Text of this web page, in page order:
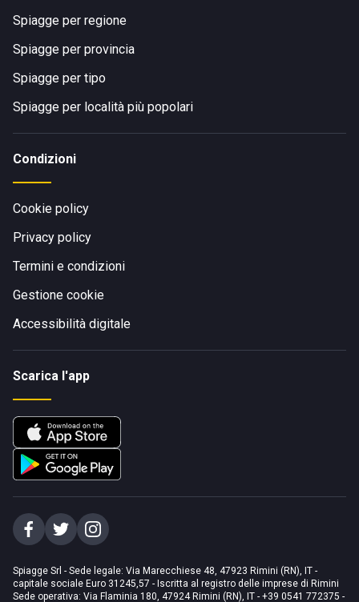
Spiagge per regione
Spiagge per provincia
Spiagge per tipo
Spiagge per località più popolari
Condizioni
Cookie policy
Privacy policy
Termini e condizioni
Gestione cookie
Accessibilità digitale
Scarica l'app
Spiagge Srl - Sede legale: Via Marecchiese 48, 47923 Rimini (RN), IT -
capitale sociale Euro 31245,57 - Iscritta al registro delle imprese di Rimini
Sede operativa: Via Flaminia 180, 47924 Rimini (RN), IT - +39 0541 772375 -